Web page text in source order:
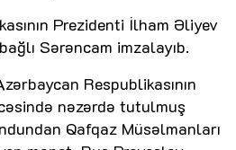
Prezidenti İlham Əliyev
Sərəncam imzalayıb.
Respublikasının
nəzərdə tutulmuş
Qafqaz Müsəlmanları